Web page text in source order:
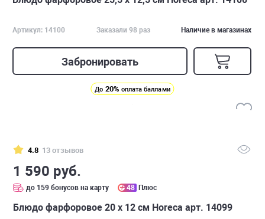
Артикул: 14100 Заказали 98 раз Наличие в магазинах
Забронировать
До 20% оплата баллами
4.8 13 отзывов
1 590 руб.
до 159 бонусов на карту 48 Плюс
Блюдо фарфоровое 20 х 12 см Horeca арт. 14099